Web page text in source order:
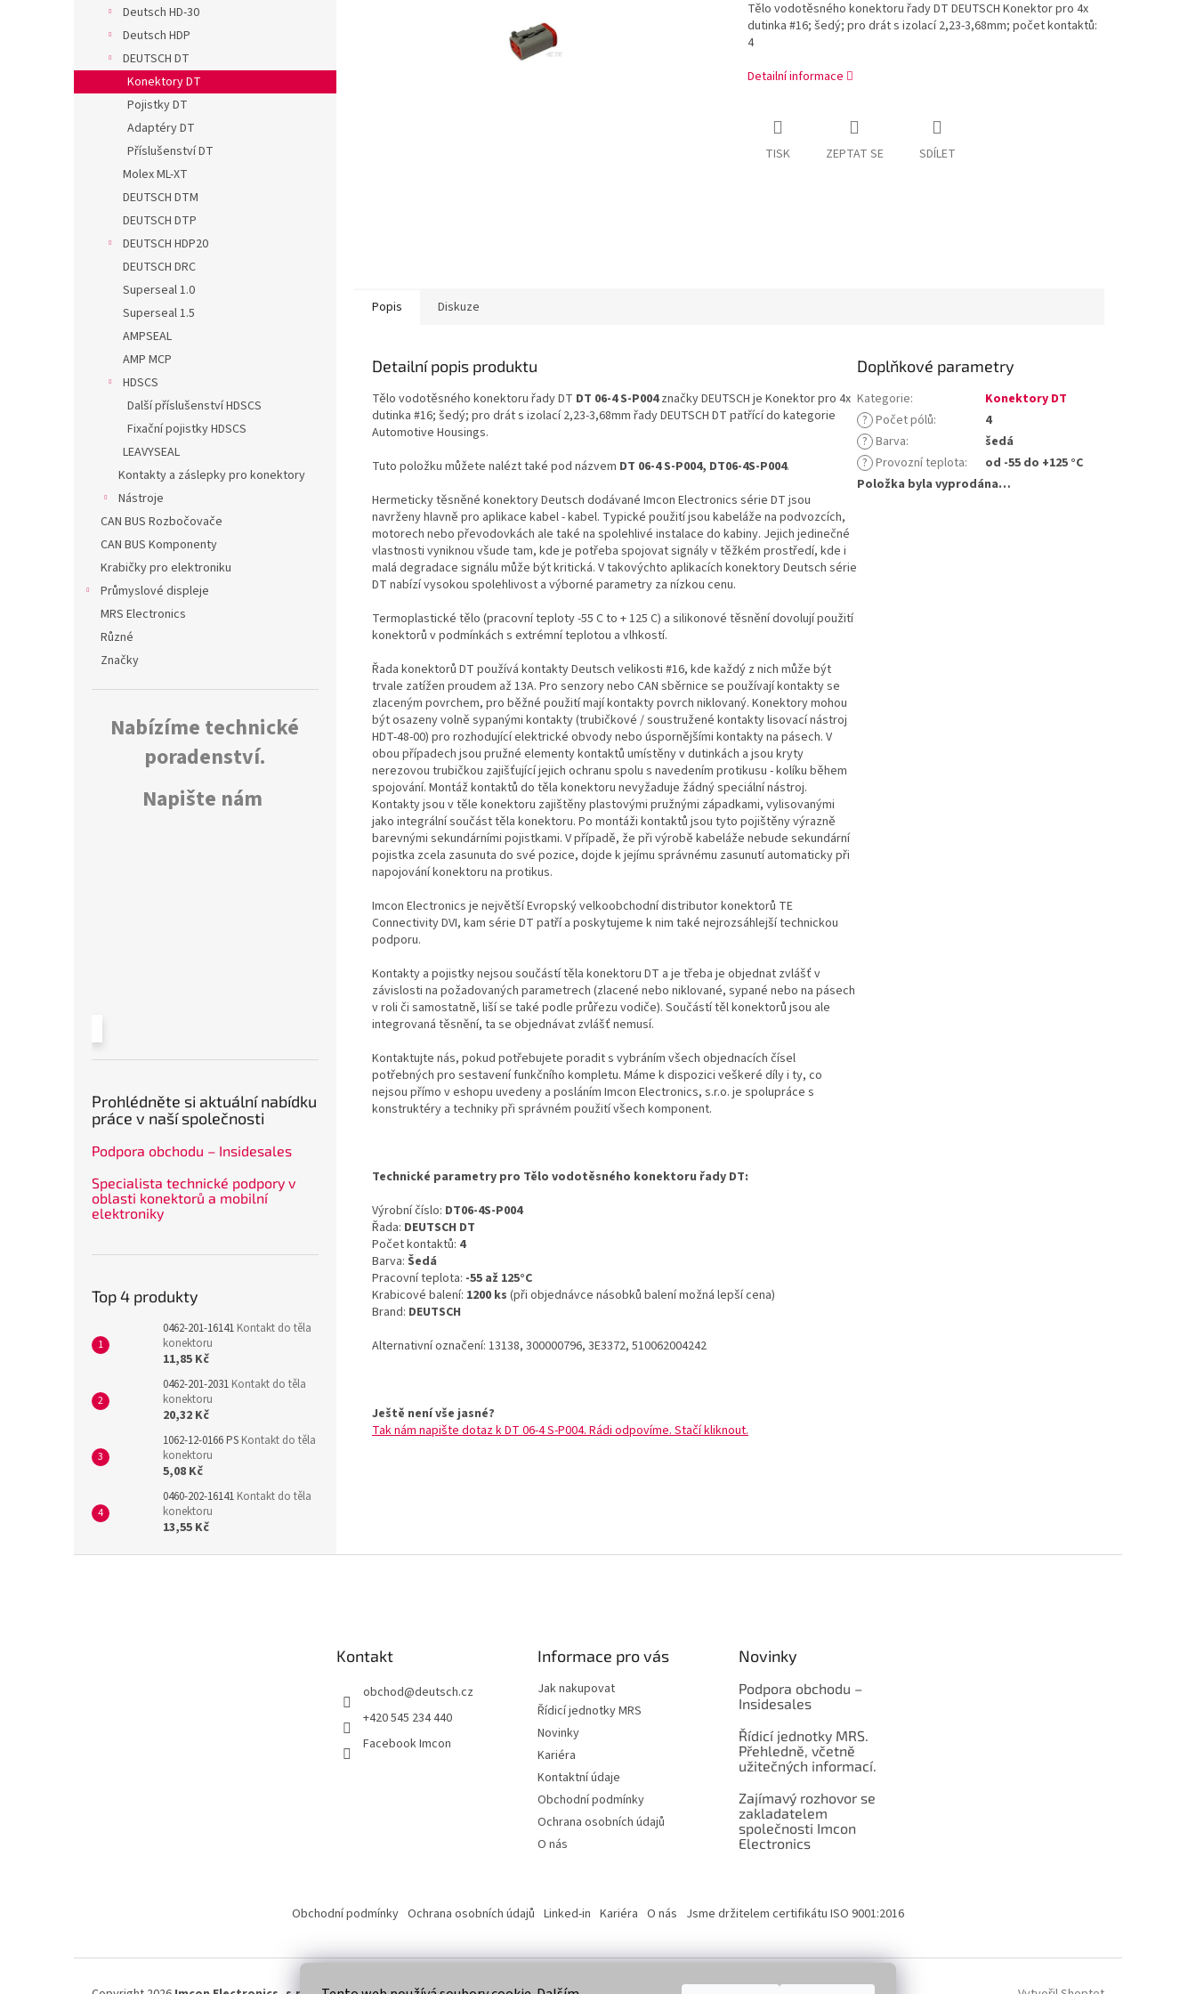
Deutsch HD-30
Deutsch HDP
DEUTSCH DT
Konektory DT
Pojistky DT
Adaptéry DT
Příslušenství DT
Molex ML-XT
DEUTSCH DTM
DEUTSCH DTP
DEUTSCH HDP20
DEUTSCH DRC
Superseal 1.0
Superseal 1.5
AMPSEAL
AMP MCP
HDSCS
Další příslušenství HDSCS
Fixační pojistky HDSCS
LEAVYSEAL
Kontakty a záslepky pro konektory
Nástroje
CAN BUS Rozbočovače
CAN BUS Komponenty
Krabičky pro elektroniku
Průmyslové displeje
MRS Electronics
Různé
Značky
Nabízíme technické
poradenství.
Napište nám
Prohlédněte si aktuální nabídku
práce v naší společnosti
Podpora obchodu – Insidesales
Specialista technické podpory v
oblasti konektorů a mobilní
elektroniky
Top 4 produkty
0462-201-16141 Kontakt do těla
konektoru
11,85 Kč
0462-201-2031 Kontakt do těla
konektoru
20,32 Kč
1062-12-0166 PS Kontakt do těla
konektoru
5,08 Kč
0460-202-16141 Kontakt do těla
konektoru
13,55 Kč
Tělo vodotěsného konektoru řady DT DEUTSCH Konektor pro 4x
dutinka #16; šedý; pro drát s izolací 2,23-3,68mm; počet kontaktů:
4
Detailní informace
TISK ZEPTAT SE SDÍLET
Popis Diskuze
Detailní popis produktu
Tělo vodotěsného konektoru řady DT DT 06-4 S-P004značky DEUTSCH je Konektor pro 4x
dutinka #16; šedý; pro drát s izolací 2,23-3,68mm řady DEUTSCH DT patřící do kategorie
Automotive Housings.
Tuto položku můžete nalézt také pod názvem DT 06-4 S-P004, DT06-4S-P004.
Hermeticky těsněné konektory Deutsch dodávané Imcon Electronics série DT jsou
navrženy hlavně pro aplikace kabel - kabel. Typické použití jsou kabeláže na podvozcích,
motorech nebo převodovkách ale také na spolehlivé instalace do kabiny. Jejich jedinečné
vlastnosti vyniknou všude tam, kde je potřeba spojovat signály v těžkém prostředí, kde i
malá degradace signálu může být kritická. V takovýchto aplikacích konektory Deutsch série
DT nabízí vysokou spolehlivost a výborné parametry za nízkou cenu.
Termoplastické tělo (pracovní teploty -55 C to + 125 C) a silikonové těsnění dovolují použití
konektorů v podmínkách s extrémní teplotou a vlhkostí.
Řada konektorů DT používá kontakty Deutsch velikosti #16, kde každý z nich může být
trvale zatížen proudem až 13A. Pro senzory nebo CAN sběrnice se používají kontakty se
zlaceným povrchem, pro běžné použití mají kontakty povrch niklovaný. Konektory mohou
být osazeny volně sypanými kontakty (trubičkové / soustružené kontakty lisovací nástroj
HDT-48-00) pro rozhodující elektrické obvody nebo úspornějšími kontakty na pásech. V
obou případech jsou pružné elementy kontaktů umístěny v dutinkách a jsou kryty
nerezovou trubičkou zajišťující jejich ochranu spolu s navedením protikusu - kolíku během
spojování. Montáž kontaktů do těla konektoru nevyžaduje žádný speciální nástroj.
Kontakty jsou v těle konektoru zajištěny plastovými pružnými západkami, vylisovanými
jako integrální součást těla konektoru. Po montáži kontaktů jsou tyto pojištěny výrazně
barevnými sekundárními pojistkami. V případě, že při výrobě kabeláže nebude sekundární
pojistka zcela zasunuta do své pozice, dojde k jejímu správnému zasunutí automaticky při
napojování konektoru na protikus.
Imcon Electronics je největší Evropský velkoobchodní distributor konektorů TE
Connectivity DVI, kam série DT patří a poskytujeme k nim také nejrozsáhlejší technickou
podporu.
Kontakty a pojistky nejsou součástí těla konektoru DT a je třeba je objednat zvlášť v
závislosti na požadovaných parametrech (zlacené nebo niklované, sypané nebo na pásech
v roli či samostatně, liší se také podle průřezu vodiče). Součástí těl konektorů jsou ale
integrovaná těsnění, ta se objednávat zvlášť nemusí.
Kontaktujte nás, pokud potřebujete poradit s vybráním všech objednacích čísel
potřebných pro sestavení funkčního kompletu. Máme k dispozici veškeré díly i ty, co
nejsou přímo v eshopu uvedeny a posláním Imcon Electronics, s.r.o. je spolupráce s
konstruktéry a techniky při správném použití všech komponent.
Technické parametry pro Tělo vodotěsného konektoru řady DT:
Výrobní číslo: DT06-4S-P004
Řada: DEUTSCH DT
Počet kontaktů: 4
Barva: Šedá
Pracovní teplota: -55 až 125°C
Krabicové balení: 1200 ks (při objednávce násobků balení možná lepší cena)
Brand: DEUTSCH
Alternativní označení: 13138, 300000796, 3E3372, 510062004242
Ještě není vše jasné?
Tak nám napište dotaz k DT 06-4 S-P004. Rádi odpovíme. Stačí kliknout.
Doplňkové parametry
Kategorie:
Konektory DT
? Počet pólů:
4
? Barva:
šedá
? Provozní teplota:
od -55 do +125 °C
Položka byla vyprodána…
Kontakt
obchod@deutsch.cz
+420 545 234 440
Facebook Imcon
Informace pro vás
Jak nakupovat
Řídicí jednotky MRS
Novinky
Kariéra
Kontaktní údaje
Obchodní podmínky
Ochrana osobních údajů
O nás
Novinky
Podpora obchodu –
Insidesales
Řídicí jednotky MRS.
Přehledně, včetně
užitečných informací.
Zajímavý rozhovor se
zakladatelem
společnosti Imcon
Electronics
Obchodní podmínky Ochrana osobních údajů Linked-in Kariéra O nás Jsme držitelem certifikátu ISO 9001:2016